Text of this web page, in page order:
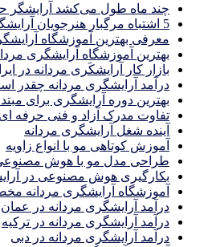
چند ماه طول می‌کشد آرایشگر
5 اشتباه مرگبار هنرجویان آرایشگری مردانه در کرج
معرفی بهترین آموزشگاه
بهترین آموزشگاه آرایشگری
بازار كار آرايشكَرى مردانه در
درآمد آرایشگری مردانه چقدر
بهترین دوره آرایشگری برای
تفاوت مدرک آزاد و فنی حرفه
آینده شغل آرایشگری مردانه
آموزش کوتاهی مو با انواع زاویه
طراحی مدل مو با هوش
بکارگیری هوش مصنوعی در
آموزشگاه آرایشگری مردانه
درآمد آرایشگری مردانه در عمان
درآمد آرایشگری مردانه در ترکیه
درآمد آرایشگری مردانه در دبی